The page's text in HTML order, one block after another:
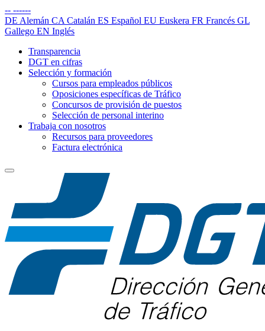
-- ------
DE Alemán CA Catalán ES Español EU Euskera FR Francés GL
Gallego EN Inglés
Transparencia
DGT en cifras
Selección y formación
Cursos para empleados públicos
Oposiciones específicas de Tráfico
Concursos de provisión de puestos
Selección de personal interino
Trabaja con nosotros
Recursos para proveedores
Factura electrónica